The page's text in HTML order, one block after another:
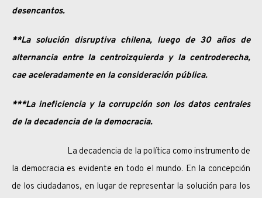
desencantos.
**La solución disruptiva chilena, luego de 30 años de
alternancia entre la centroizquierda y la centroderecha,
cae aceleradamente en la consideración pública.
***La ineficiencia y la corrupción son los datos centrales
de la decadencia de la democracia.
La decadencia de la política como instrumento de
la democracia es evidente en todo el mundo. En la concepción
de los ciudadanos, en lugar de representar la solución para los